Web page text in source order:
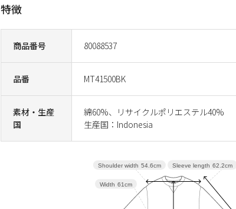
商品番号 80088537
品番 MT41500BK
素材・生産
国
綿60%、リサイクルポリエステル40%
生産国：Indonesia
特徴
Sleeve length 62.2cm
Width 61cm
Shoulder width 54.6cm